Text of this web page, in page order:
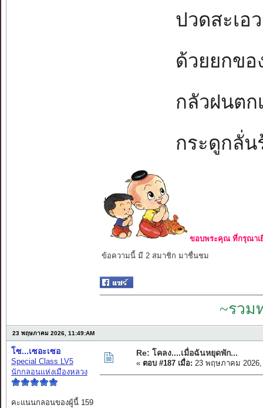
ปวดสะเอ
ด้วยยกขอ
กลัวฝนตก
กระดูกลั่น
ขอบพระคุณ ที่กรุณาเ
ข้อความนี้ มี 2 สมาชิก มาชื่นชม
~รวม
23 พฤษภาคม 2026, 11:49:AM
โซ...เซอะเซอ
Special Class LV5
นักกลอนแห่งเมืองหลวง
คะแนนกลอนของผู้นี้ 159
Re: โคลง....เมื่อฉันหยุดพัก...
« ตอบ #187 เมื่อ: 23 พฤษภาคม 2026,